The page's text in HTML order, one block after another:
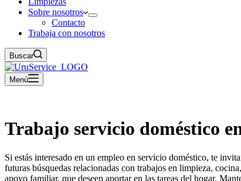
Sobre nosotros
Contacto
Trabaja con nosotros
Buscar
Menú
Trabajo servicio doméstico
Si estás interesado en un empleo en servicio doméstico, te
futuras búsquedas relacionadas con trabajos en limpieza,
apoyo familiar, que deseen aportar en las tareas del hogar.